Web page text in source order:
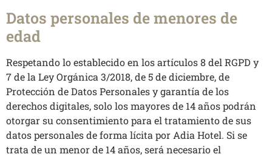
Datos personales de menores de
edad
Respetando lo establecido en los artículos 8 del RGPD y
7 de la Ley Orgánica 3/2018, de 5 de diciembre, de
Protección de Datos Personales y garantía de los
derechos digitales, solo los mayores de 14 años podrán
otorgar su consentimiento para el tratamiento de sus
datos personales de forma lícita por Adia Hotel. Si se
trata de un menor de 14 años, será necesario el